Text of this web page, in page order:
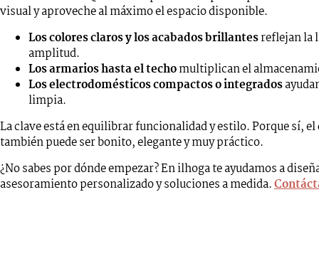
visual y aproveche al máximo el espacio disponible.
Los colores claros y los acabados brillantesreflejan la
amplitud.
Los armarios hasta el techomultiplican el
Los electrodomésticos compactos o integrados
limpia.
La clave está en equilibrar funcionalidad y estilo. Porque sí, el
también puede ser bonito, elegante y muy práctico.
¿No sabes por dónde empezar? En ilhoga te ayudamos a
asesoramiento personalizado y soluciones a medida.